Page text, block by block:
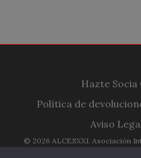
Hazte Socia
Política de
Aviso
© 2026 ALCESXXI. Asociación